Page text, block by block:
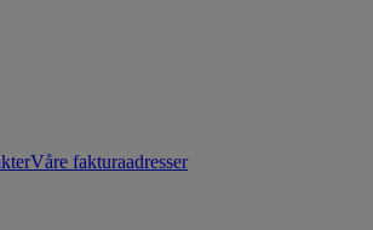
Våre fakturaadresser